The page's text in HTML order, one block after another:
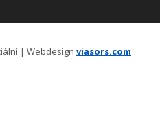
| Webdesign viasors.com